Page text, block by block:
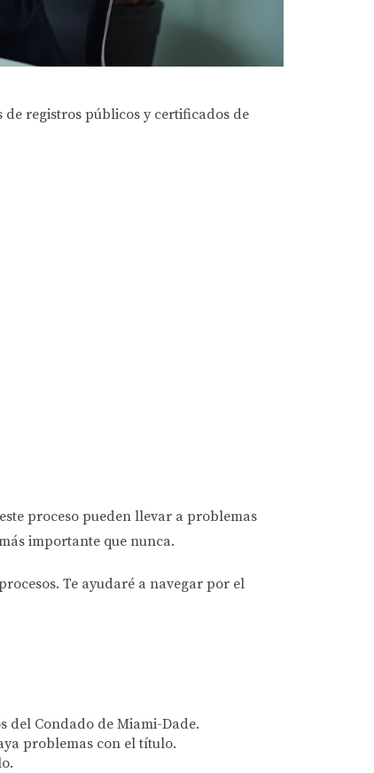
registros públicos y certificados de
proceso pueden llevar a problemas
importante que nunca.
Te ayudaré a navegar por el
del Condado de Miami-Dade.
problemas con el título.